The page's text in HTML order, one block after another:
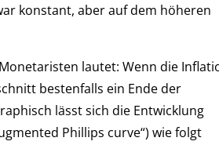
konstant, aber auf dem höheren
lautet: Wenn die
bestenfalls ein Ende der
lässt sich die Entwicklung
Phillips curve“) wie folgt